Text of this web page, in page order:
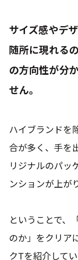
サイズ感やデ
随所に現れる
の方向性が分
せん。
ハイブランドを
合が多く、手を
リジナルのパッ
ンションが上が
ということで、
のか」をクリア
クTを紹介して